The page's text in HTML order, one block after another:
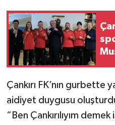
Çankırı FK’nın gurbette
aidiyet duygusu
“Ben Çankırılıyım